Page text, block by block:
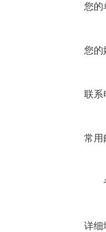
您的
您的
联系
常用
详细